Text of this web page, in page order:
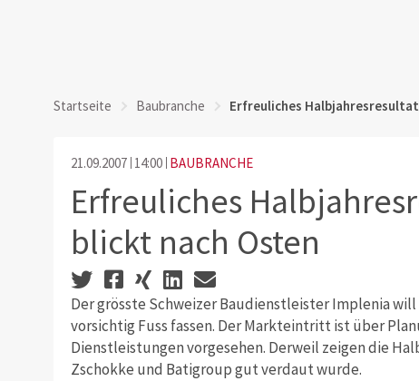
Startseite Baubranche Erfreuliches
21.09.2007 14:00 BAUBRANCHE
Erfreuliches
blickt nach Osten
Der grösste Schweizer Baudienstleister Implenia
vorsichtig Fuss fassen. Der Markteintritt ist über
Dienstleistungen vorgesehen. Derweil zeigen die
Zschokke und Batigroup gut verdaut wurde.